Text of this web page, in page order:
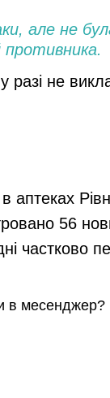
але не
противника.
разі не
аптеках
56
частково
в